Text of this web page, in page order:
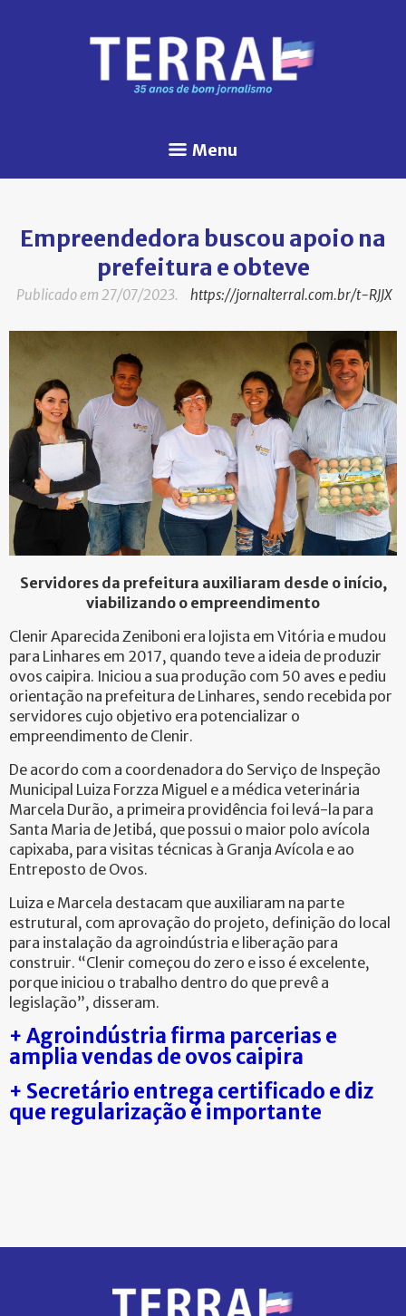
Menu
Empreendedora buscou apoio na
prefeitura e obteve
Publicado em 27/07/2023. https://jornalterral.com.br/t-RJJX
Servidores da prefeitura auxiliaram desde o início,
viabilizando o empreendimento
Clenir Aparecida Zeniboni era lojista em Vitória e mudou
para Linhares em 2017, quando teve a ideia de produzir
ovos caipira. Iniciou a sua produção com 50 aves e pediu
orientação na prefeitura de Linhares, sendo recebida por
servidores cujo objetivo era potencializar o
empreendimento de Clenir.
De acordo com a coordenadora do Serviço de Inspeção
Municipal Luiza Forzza Miguel e a médica veterinária
Marcela Durão, a primeira providência foi levá-la para
Santa Maria de Jetibá, que possui o maior polo avícola
capixaba, para visitas técnicas à Granja Avícola e ao
Entreposto de Ovos.
Luiza e Marcela destacam que auxiliaram na parte
estrutural, com aprovação do projeto, definição do local
para instalação da agroindústria e liberação para
construir. “Clenir começou do zero e isso é excelente,
porque iniciou o trabalho dentro do que prevê a
legislação”, disseram.
+ Agroindústria firma parcerias e
amplia vendas de ovos caipira
+ Secretário entrega certificado e diz
que regularização é importante